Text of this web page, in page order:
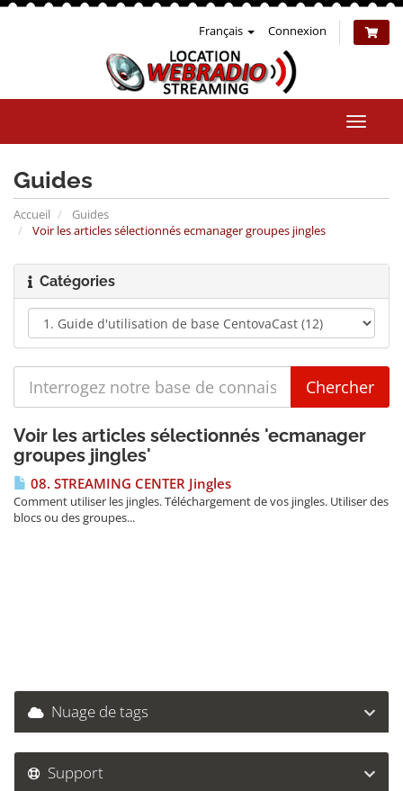
Français Connexion
la
Guides
Accueil
Guides
Voir les articles sélectionnés ecmanager groupes jingles
Catégories
Voir les articles sélectionnés 'ecmanager
groupes jingles'
08. STREAMING CENTER Jingles
Comment utiliser les jingles. Téléchargement de vos jingles. Utiliser des
blocs ou des groupes...
Nuage de tags
Support